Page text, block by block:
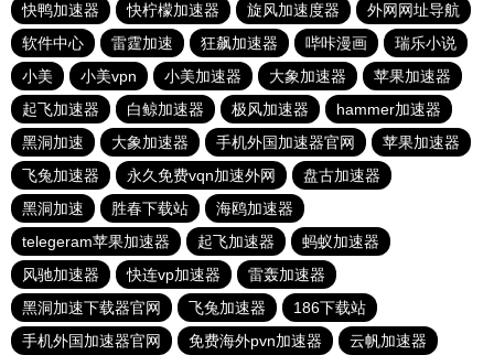
快鸭加速器
快柠檬加速器 旋风加速度器
外网网址导航
软件中心
雷霆加速 狂飙加速器 哔咔漫画
瑞乐小说
小美
小美vpn 小美加速器 大象加速器
苹果加速器
起飞加速器
白鲸加速器 极风加速器
hammer加速器
黑洞加速
大象加速器 手机外国加速器官网
苹果加速器
飞兔加速器
永久免费vqn加速外网
盘古加速器
黑洞加速
胜春下载站
海鸥加速器
telegeram苹果加速器
起飞加速器
蚂蚁加速器
风驰加速器
快连vp加速器
雷轰加速器
黑洞加速下载器官网
飞兔加速器
186下载站
手机外国加速器官网
免费海外pvn加速器 云帆加速器